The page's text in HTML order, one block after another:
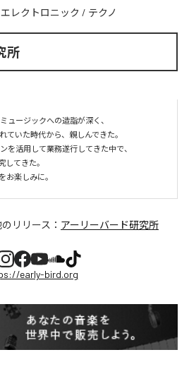
エレクトロニック / テクノ
所
ュージックへの造詣が深く、
ていた時代から、親しんできた。
を活用して業務遂行してきた中で、
してきた。
お楽しみに。
リリース： アーリーバード研究所
early-bird.org